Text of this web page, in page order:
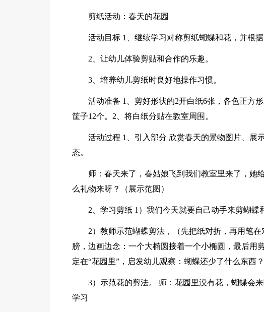
剪纸活动：春天的花园
活动目标 1、继续学习对称剪纸蝴蝶和花，并根
2、让幼儿体验剪贴和合作的乐趣。
3、培养幼儿剪纸时良好地操作习惯。
活动准备 1、剪好形状的2开白纸6张，各色正方
筐子12个。2、将白纸分贴在教室周围。
活动过程 1、引入部分 欣赏春天的景物图片、展
态。
师：春天来了，春姑娘飞到我们教室里来了，她
么礼物来呀？（展示范图）
2、学习剪纸 1）我们今天就要自己动手来剪蝴蝶
2）教师示范蝴蝶剪法，（先把纸对折，再用笔
膀，边画边念：一个大椭圆接着一个小椭圆，最后用
定在“花园里”，启发幼儿观察：蝴蝶还少了什么东西？
3）示范花的剪法。 师：花园里没有花，蝴蝶会
学习